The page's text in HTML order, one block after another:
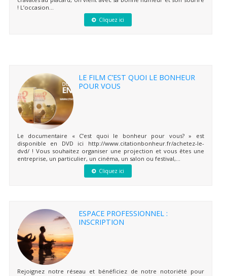
! L’occasion...
Cliquez ici
LE FILM C’EST QUOI LE BONHEUR
POUR VOUS
Le documentaire « C’est quoi le bonheur pour vous? » est
disponible en DVD ici http://www.citationbonheur.fr/achetez-le-
dvd/ ! Vous souhaitez organiser une projection et vous êtes une
entreprise, un particulier, un cinéma, un salon ou festival,...
Cliquez ici
ESPACE PROFESSIONNEL :
INSCRIPTION
Rejoignez notre réseau et bénéficiez de notre notoriété pour